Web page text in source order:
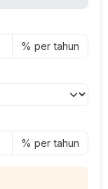
% per tahun
% per tahun